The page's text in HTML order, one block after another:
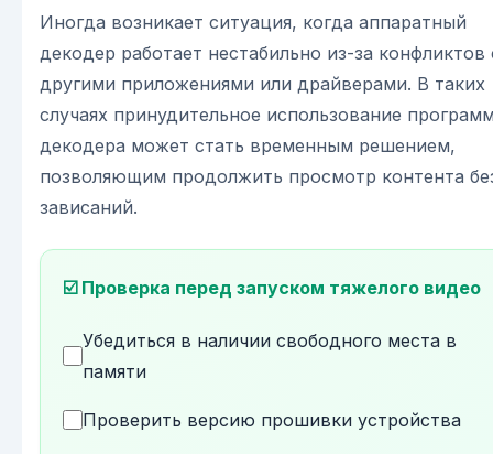
Иногда возникает ситуация, когда аппаратный
декодер работает нестабильно из-за конфликтов
другими приложениями или драйверами. В таких
случаях принудительное использование
декодера может стать временным решением,
позволяющим продолжить просмотр контента
зависаний.
☑️ Проверка перед запуском тяжелого видео
Убедиться в наличии свободного места в
памяти
Проверить версию прошивки устройства